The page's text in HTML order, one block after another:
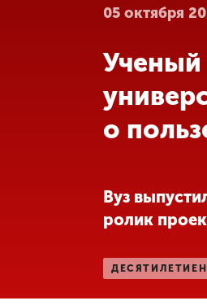
Об университете
Абитуриенту
Обучение
Международная
Другие виды
05 октября
о
Вуз
ролик